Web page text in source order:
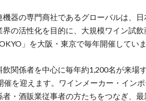
機器の専門商社であるグローバルは、
の活性化を目的に、大規模ワイン試飲
」を大阪・東京で毎年開催していま
飲関係者を中心に毎年約1,200名が来場
催を迎えます。ワインメーカー・イン
者・酒販業従事者の方たちをつなぎ、